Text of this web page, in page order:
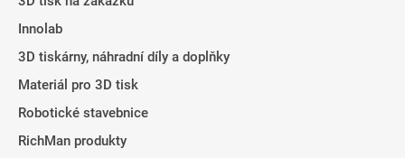
Innolab
3D tiskárny, náhradní díly a doplňky
Materiál pro 3D tisk
Robotické stavebnice
RichMan produkty